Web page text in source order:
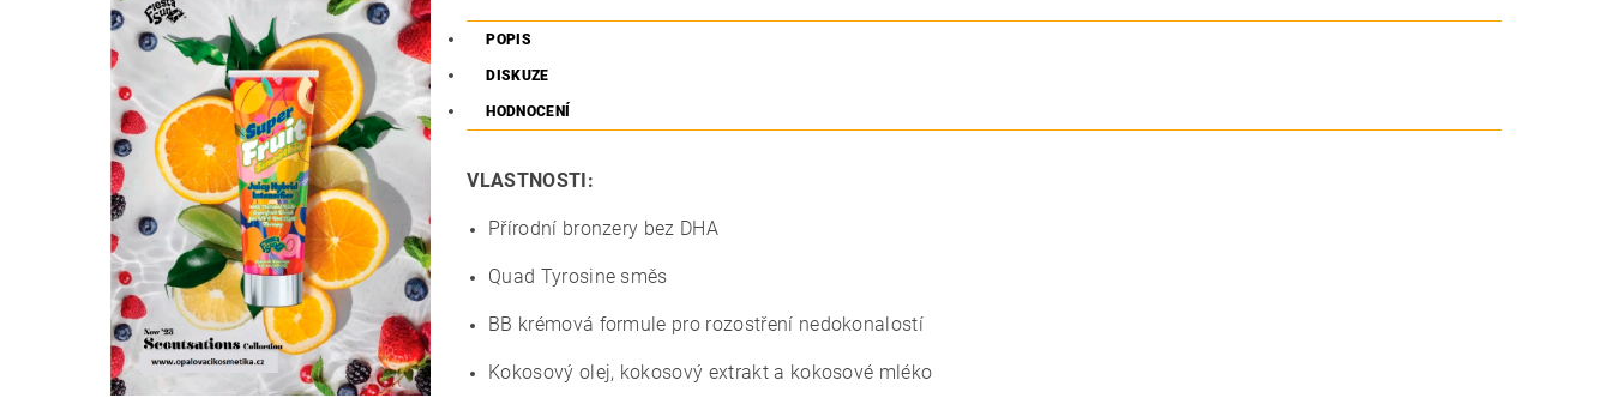
POPIS
DISKUZE
HODNOCENÍ
VLASTNOSTI:
Přírodní bronzery bez DHA
Quad Tyrosine směs
BB krémová formule pro rozostření nedokonalostí
Kokosový olej, kokosový extrakt a kokosové mléko